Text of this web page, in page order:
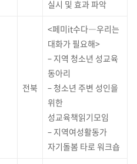
실시 및 효과 파악
전북
<페미it수다―우리는
대화가 필요해>
– 지역 청소년 성교육
동아리
– 청소년 주변 성인을
위한
성교육책읽기모임
– 지역여성활동가
자기돌봄 타로 워크숍